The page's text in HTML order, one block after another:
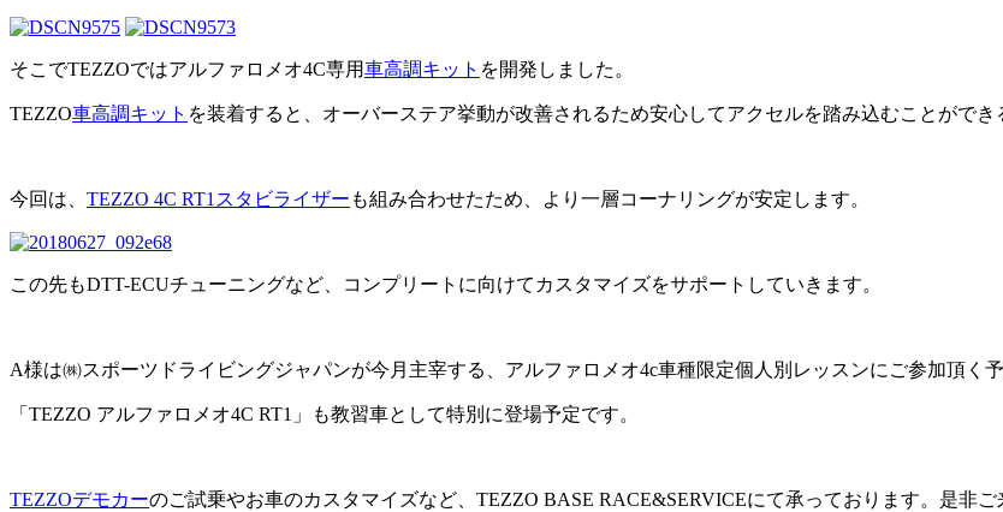
そこでTEZZOではアルファロメオ4C専用車高調キット を開発しました。
TEZZO車高調キット を装着すると、オーバーステア挙動が改善されるため安心してアクセルを踏み込むことができ
今回は、 TEZZO 4C RT1スタビライザー も組み合わせたため、より一層コーナリングが安定します。
この先もDTT-ECUチューニングなど、コンプリートに向けてカスタマイズをサポートしていきます。
A様は㈱スポーツドライビングジャパンが今月主宰する、アルファロメオ4c車種限定個人別レッスンにご参加頂く
「TEZZO アルファロメオ4C RT1」も教習車として特別に登場予定です。
TEZZOデモカーのご試乗やお車のカスタマイズなど、TEZZO BASE RACE&SERVICEにて承っております。是非ご